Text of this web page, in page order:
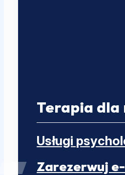
Terapia dla
Usługi
Zarezerwuj